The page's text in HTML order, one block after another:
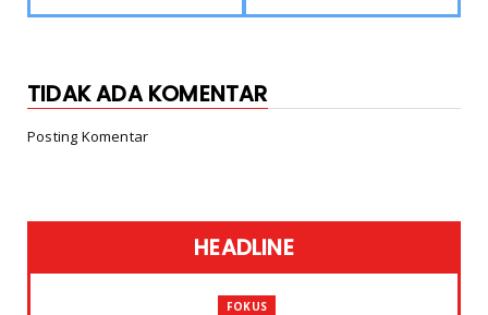
TIDAK ADA KOMENTAR
Posting Komentar
HEADLINE
FOKUS